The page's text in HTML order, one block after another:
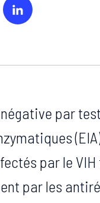
sur TwitterPartager sur Linkedin
par test
par le
par les